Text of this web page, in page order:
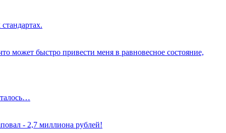
может быстро привести меня в равновесное состояние,
- 2,7 миллиона рублей!